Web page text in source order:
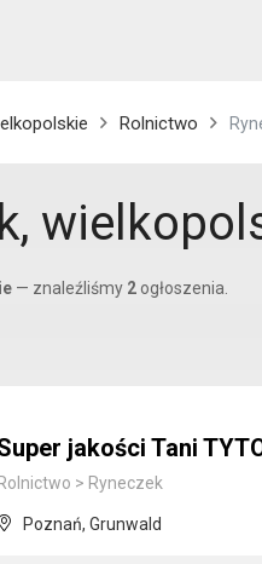
Rolnictwo
— znaleźliśmy 2 ogłoszenia.
jakości Tani
Rolnictwo > Ryneczek
Poznań, Grunwald